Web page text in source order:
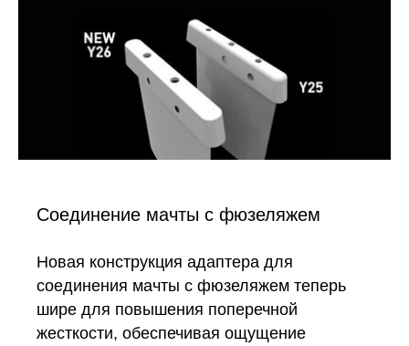
Соединение мачты с фюзеляжем
Новая конструкция адаптера для
соединения мачты с фюзеляжем теперь
шире для повышения поперечной
жесткости, обеспечивая ощущение